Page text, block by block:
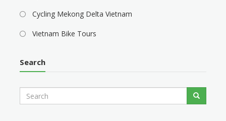
Cycling Mekong Delta Vietnam
Vietnam Bike Tours
Search
e
Search